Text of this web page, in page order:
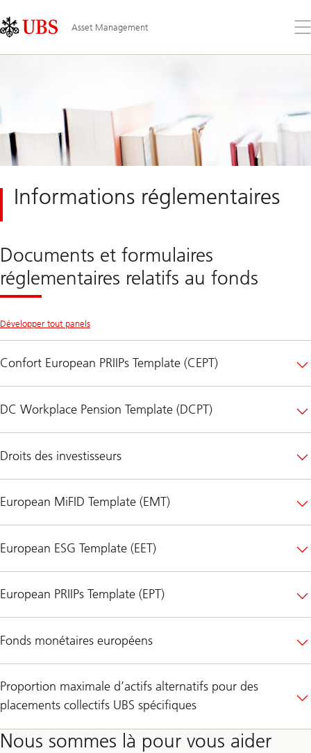
Links
Area
Asset Management
le
Informations réglementaires
Documents et formulaires
réglementaires relatifs au fonds
Développer tout panels
Confort European PRIIPs Template (CEPT)
DC Workplace Pension Template (DCPT)
Droits des investisseurs
European MiFID Template (EMT)
European ESG Template (EET)
European PRIIPs Template (EPT)
Fonds monétaires européens
Proportion maximale d’actifs alternatifs pour des
placements collectifs UBS spécifiques
Nous sommes là pour vous aider